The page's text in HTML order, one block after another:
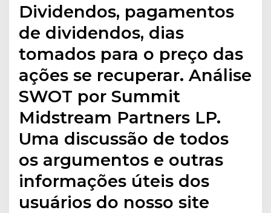
Dividendos, pagamentos
de dividendos, dias
tomados para o preço das
ações se recuperar. Análise
SWOT por Summit
Midstream Partners LP.
Uma discussão de todos
os argumentos e outras
informações úteis dos
usuários do nosso site